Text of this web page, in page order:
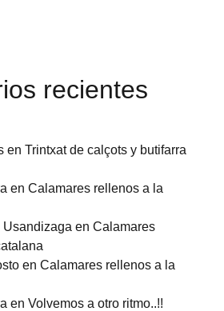
recientes
en Trintxat de calçots y butifarra
en Calamares rellenos a la
en Calamares
en Calamares rellenos a la
en Volvemos a otro ritmo..!!